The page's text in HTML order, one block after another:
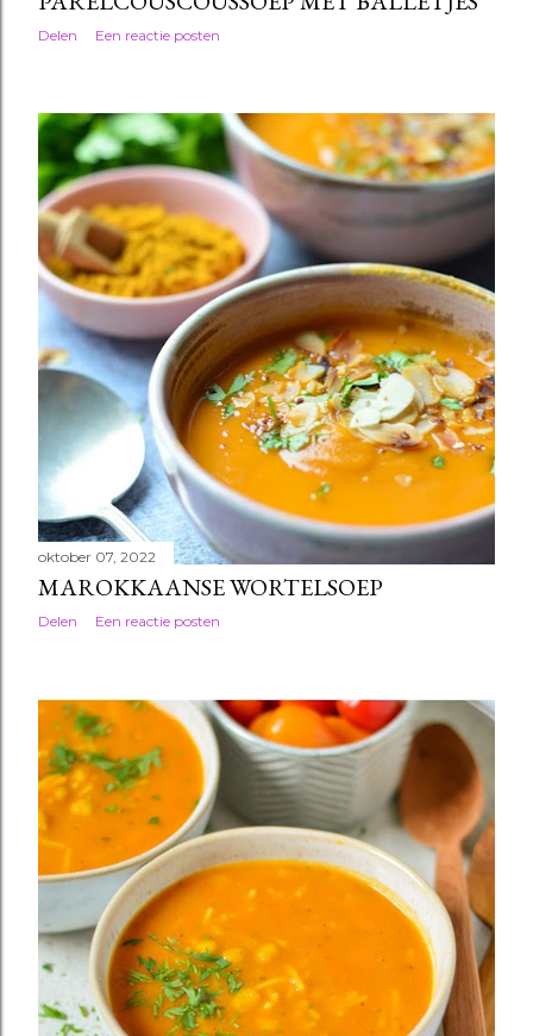
Delen Een reactie posten
oktober 07, 2022
MAROKKAANSE WORTELSOEP
Delen Een reactie posten